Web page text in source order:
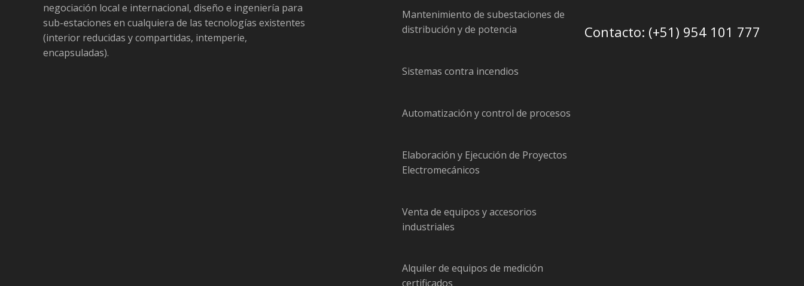
negociación local e internacional, diseño e ingeniería para
sub-estaciones en cualquiera de las tecnologías existentes
(interior reducidas y compartidas, intemperie,
encapsuladas).
Mantenimiento de subestaciones de
distribución y de potencia
Sistemas contra incendios
Automatización y control de procesos
Elaboración y Ejecución de Proyectos
Electromecánicos
Venta de equipos y accesorios
industriales
Alquiler de equipos de medición
certificados
Contacto: (+51) 954 101 777